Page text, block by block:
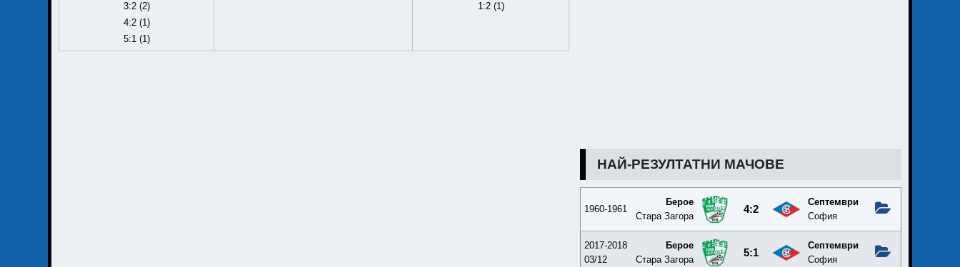
НАЙ-РЕЗУЛТАТНИ МАЧОВЕ
1960-1961
Берое
Стара Загора
4:2
Септември
София
2017-2018
03/12
Берое
Стара Загора
5:1
Септември
София
3:2 (2)
4:2 (1)
5:1 (1)
1:2 (1)